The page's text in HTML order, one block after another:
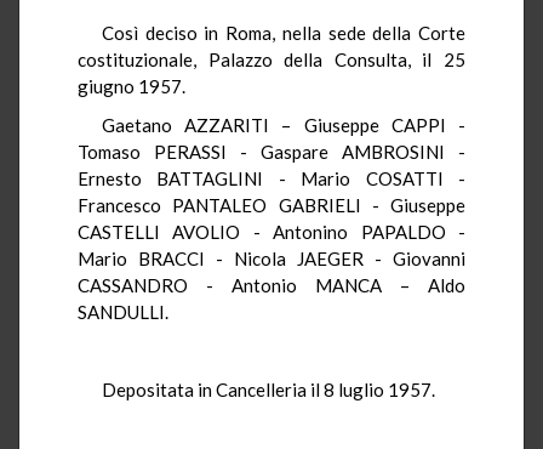
Così deciso in Roma, nella sede della Corte
costituzionale, Palazzo della Consulta, il 25
giugno 1957.
Gaetano AZZARITI – Giuseppe CAPPI -
Tomaso PERASSI - Gaspare AMBROSINI -
Ernesto BATTAGLINI - Mario COSATTI -
Francesco PANTALEO GABRIELI - Giuseppe
CASTELLI AVOLIO - Antonino PAPALDO -
Mario BRACCI - Nicola JAEGER - Giovanni
CASSANDRO - Antonio MANCA – Aldo
SANDULLI.
Depositata in Cancelleria il 8 luglio 1957.